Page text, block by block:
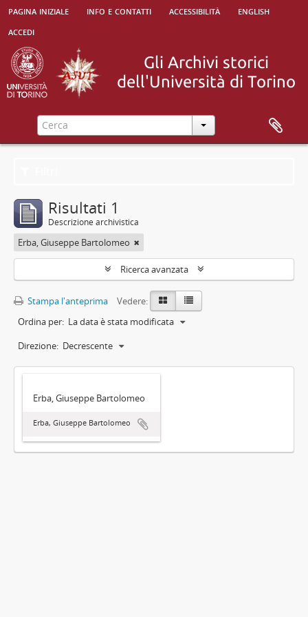
pagina iniziale info e contatti accessibilità
english
accedi
Risultati 1
Descrizione archivistica
Erba, Giuseppe Bartolomeo
Ricerca avanzata
Stampa l'anteprima
Vedere:
Ordina per: La data è stata modificata
Direzione: Decrescente
Erba, Giuseppe Bartolomeo
Erba, Giuseppe Bartolomeo